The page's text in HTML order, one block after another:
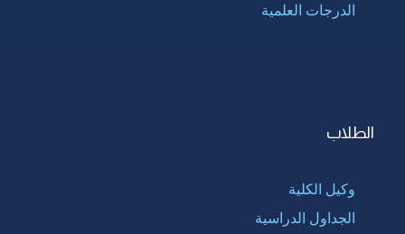
الدرجات العلمية
الطلاب
وكيل الكلية
الجداول الدراسية